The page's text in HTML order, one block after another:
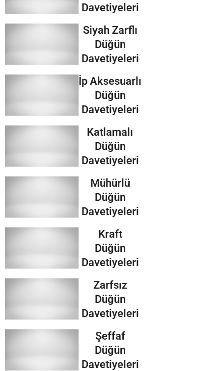
Davetiyeleri
Siyah Zarflı
Düğün
Davetiyeleri
İp Aksesuarlı
Düğün
Davetiyeleri
Katlamalı
Düğün
Davetiyeleri
Mühürlü
Düğün
Davetiyeleri
Kraft
Düğün
Davetiyeleri
Zarfsız
Düğün
Davetiyeleri
Şeffaf
Düğün
Davetiyeleri